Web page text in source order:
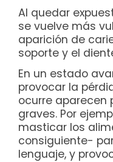
Al quedar
se vuelve más
aparición de
soporte y el
En un estado
provocar la
ocurre aparecen
graves. Por
masticar los
consiguiente-
lenguaje, y